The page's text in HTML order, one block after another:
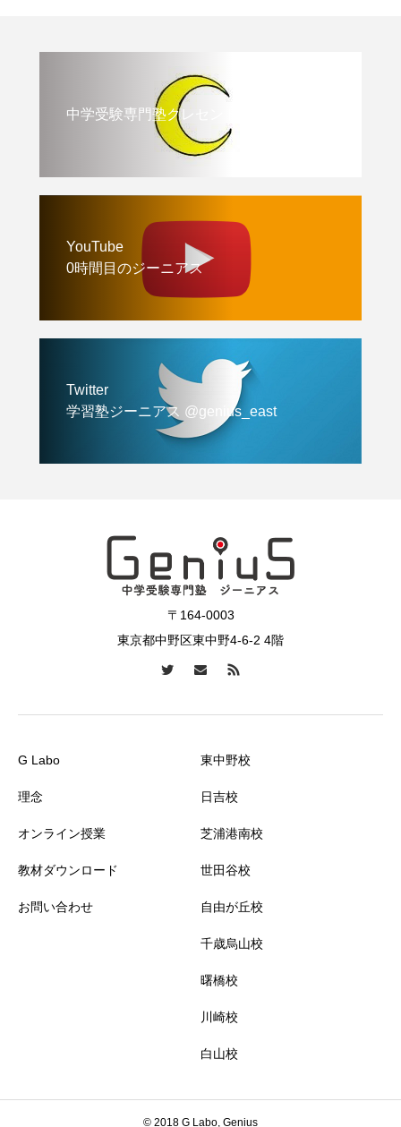
中学受験専門塾クレセント
YouTube
0時間目のジーニアス
Twitter
学習塾ジーニアス @genius_east
〒164-0003
東京都中野区東中野4-6-2 4階
G Labo
理念
オンライン授業
教材ダウンロード
お問い合わせ
東中野校
日吉校
芝浦港南校
世田谷校
自由が丘校
千歳烏山校
曙橋校
川崎校
白山校
© 2018 G Labo, Genius